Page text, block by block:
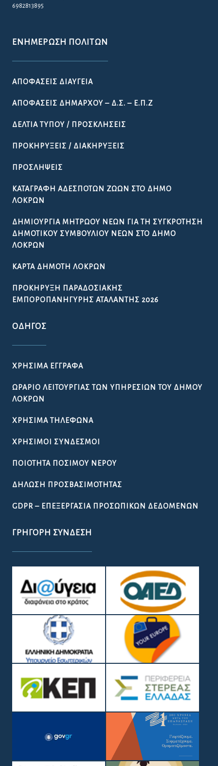
6982813895
ΕΝΗΜΈΡΩΣΗ ΠΟΛΙΤΏΝ
ΑΠΟΦΆΣΕΙΣ ΔΙΑΎΓΕΙΑ
ΑΠΟΦΆΣΕΙΣ ΔΗΜΆΡΧΟΥ – Δ.Σ. – Ε.Π.Ζ
ΔΕΛΤΊΑ ΤΎΠΟΥ / ΠΡΟΣΚΛΉΣΕΙΣ
ΠΡΟΚΗΡΎΞΕΙΣ / ΔΙΑΚΗΡΎΞΕΙΣ
ΠΡΟΣΛΉΨΕΙΣ
ΚΑΤΑΓΡΑΦΉ ΑΔΈΣΠΟΤΩΝ ΖΏΩΝ ΣΤΟ ΔΉΜΟ
ΛΟΚΡΏΝ
ΔΗΜΙΟΥΡΓΊΑ ΜΗΤΡΏΟΥ ΝΈΩΝ ΓΙΑ ΤΗ ΣΥΓΚΡΌΤΗΣΗ
ΔΗΜΟΤΙΚΟΎ ΣΥΜΒΟΥΛΊΟΥ ΝΈΩΝ ΣΤΟ ΔΉΜΟ
ΛΟΚΡΏΝ
ΚΆΡΤΑ ΔΗΜΌΤΗ ΛΟΚΡΏΝ
ΠΡΟΚΉΡΥΞΗ ΠΑΡΑΔΟΣΙΑΚΉΣ
ΕΜΠΟΡΟΠΑΝΉΓΥΡΗΣ ΑΤΑΛΆΝΤΗΣ 2026
ΟΔΗΓΌΣ
ΧΡΉΣΙΜΑ ΈΓΓΡΑΦΑ
ΩΡΆΡΙΟ ΛΕΙΤΟΥΡΓΊΑΣ ΤΩΝ ΥΠΗΡΕΣΙΏΝ ΤΟΥ ΔΉΜΟΥ
ΛΟΚΡΏΝ
ΧΡΉΣΙΜΑ ΤΗΛΈΦΩΝΑ
ΧΡΉΣΙΜΟΙ ΣΎΝΔΕΣΜΟΙ
ΠΟΙΌΤΗΤΑ ΠΌΣΙΜΟΥ ΝΕΡΟΎ
ΔΉΛΩΣΗ ΠΡΟΣΒΑΣΙΜΌΤΗΤΑΣ
GDPR – ΕΠΕΞΕΡΓΑΣΙΑ ΠΡΟΣΩΠΙΚΩΝ ΔΕΔΟΜΕΝΩΝ
ΓΡΉΓΟΡΗ ΣΎΝΔΕΣΗ